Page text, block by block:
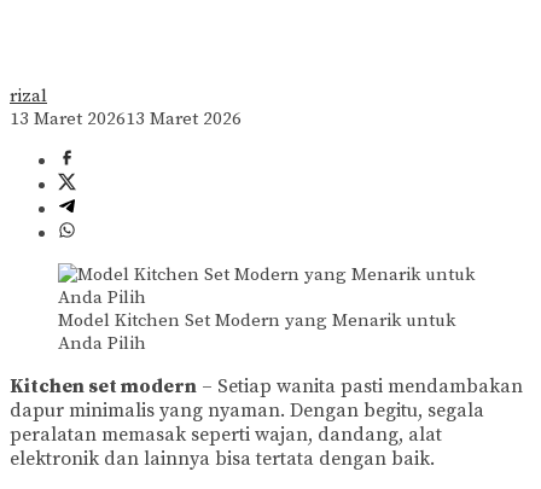
rizal
13 Maret 202613 Maret 2026
Model Kitchen Set Modern yang Menarik untuk
Anda Pilih
Kitchen set modern – Setiap wanita pasti mendambakan
dapur minimalis yang nyaman. Dengan begitu, segala
peralatan memasak seperti wajan, dandang, alat
elektronik dan lainnya bisa tertata dengan baik.